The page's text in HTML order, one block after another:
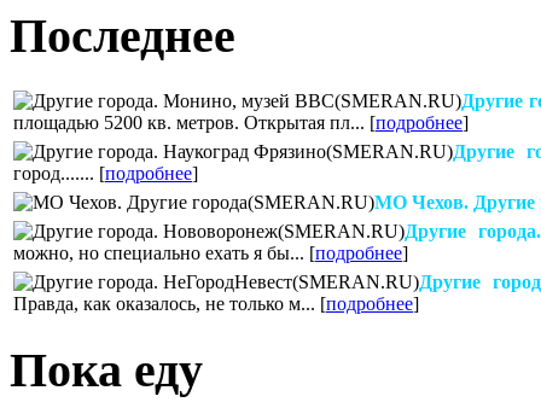
Последнее
Другие
площадью 5200 кв. метров. Открытая пл... [подробнее]
Другие
город....... [подробнее]
МО Чехов. Другие
Другие
можно, но специально ехать я бы... [подробнее]
Другие
Правда, как оказалось, не только м... [подробнее]
Пока еду